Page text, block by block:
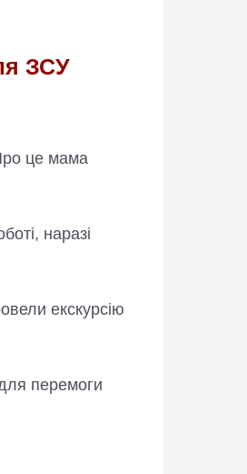
ЗСУ
це мама
наразі
екскурсію
перемоги